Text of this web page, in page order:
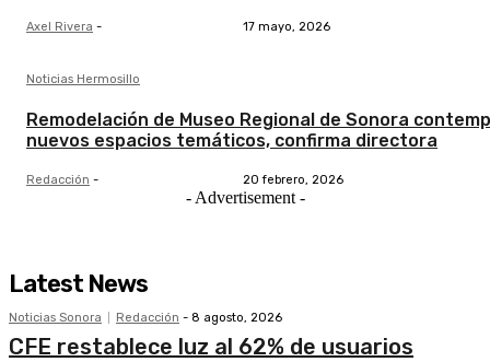
Axel Rivera - 17 mayo, 2026
Noticias Hermosillo
Remodelación de Museo Regional de Sonora
nuevos espacios temáticos, confirma directora
Redacción - 20 febrero, 2026
- Advertisement -
Latest News
Noticias Sonora Redacción - 8 agosto, 2026
CFE restablece luz al 62% de usuarios